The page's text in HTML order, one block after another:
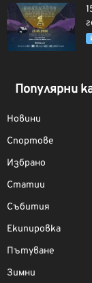
Популярни
Новини
Спортове
Избрано
Статии
Събития
Екипировка
Пътуване
Зимни